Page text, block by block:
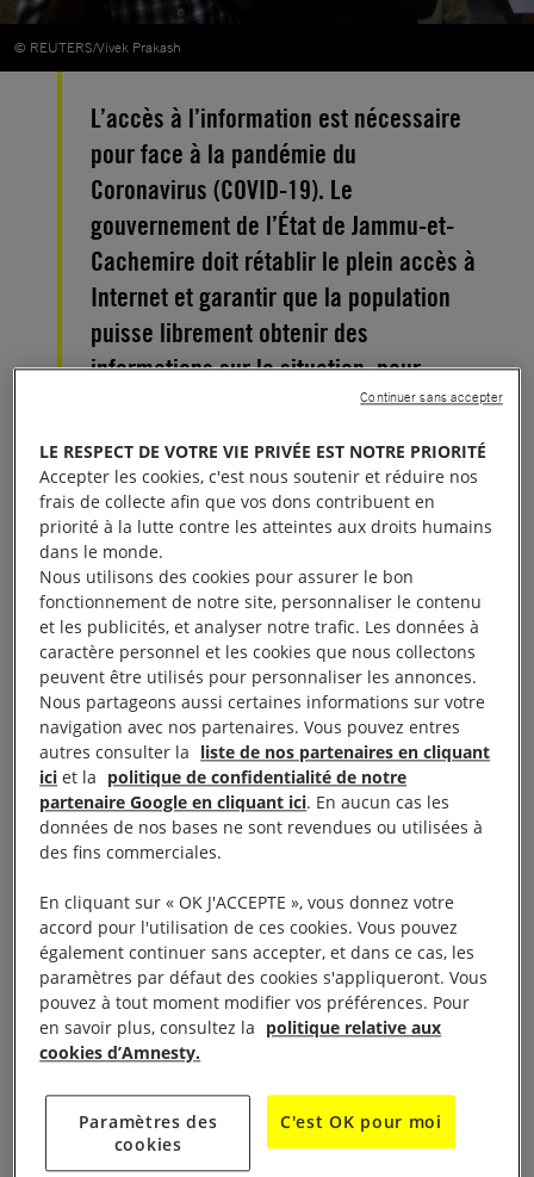
© REUTERS/Vivek Prakash
L’accès à l’information est nécessaire
pour face à la pandémie du
Coronavirus (COVID-19). Le
gouvernement de l’État de Jammu-et-
Cachemire doit rétablir le plein accès à
Internet et garantir que la population
puisse librement obtenir des
informations sur la situation, pour
prendre les mesures qui s’imposent
pour se protéger.
Avec 219 217 cas confirmés et 8 965 décès
recensés au 19 mars, le COVID-19 est la pandémie
la plus importante que notre génération ait connu
jusqu’à présent.
À lire aussi :
Tout savoir sur le Covid-19 et les droits
humains
Des zones privées d’accès
Jeudi 19 mars à 9 heures du matin, le
gouvernement indien déclarait que 166 cas de
coronavirus avaient été confirmés dans le pays.
Parmi ceux-ci, quatre ont été confirmés par le
Malgré l’augmentation du nombre de cas, le
17 mars 2020, le gouvernement de Jammu-et-
LE RESPECT DE VOTRE VIE PRIVÉE EST NOTRE PRIORITÉ
Accepter les cookies, c'est nous soutenir et réduire nos
frais de collecte afin que vos dons contribuent en
priorité à la lutte contre les atteintes aux droits humains
dans le monde.
Nous utilisons des cookies pour assurer le bon
fonctionnement de notre site, personnaliser le contenu
et les publicités, et analyser notre trafic. Les données à
caractère personnel et les cookies que nous collectons
peuvent être utilisés pour personnaliser les annonces.
Nous partageons aussi certaines informations sur votre
navigation avec nos partenaires. Vous pouvez entres
autres consulter la liste de nos partenaires en cliquant
ici et la politique de confidentialité de notre
partenaire Google en cliquant ici. En aucun cas les
données de nos bases ne sont revendues ou utilisées à
des fins commerciales.
En cliquant sur « OK J'ACCEPTE », vous donnez votre
accord pour l'utilisation de ces cookies. Vous pouvez
également continuer sans accepter, et dans ce cas, les
paramètres par défaut des cookies s'appliqueront. Vous
pouvez à tout moment modifier vos préférences. Pour
en savoir plus, consultez la politique relative aux
cookies d’Amnesty.
Paramètres des
cookies
C'est OK pour moi
Continuer sans accepter